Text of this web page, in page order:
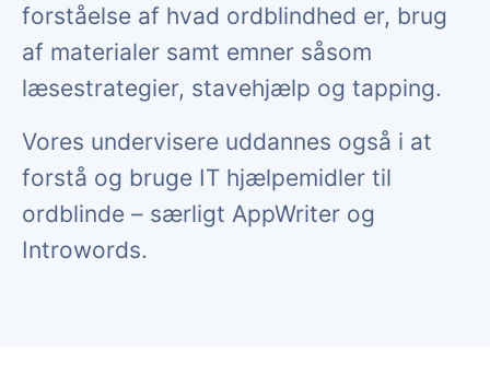
forståelse af hvad ordblindhed er, brug
af materialer samt emner såsom
læsestrategier, stavehjælp og tapping.
Vores undervisere uddannes også i at
forstå og bruge IT hjælpemidler til
ordblinde – særligt AppWriter og
Introwords.